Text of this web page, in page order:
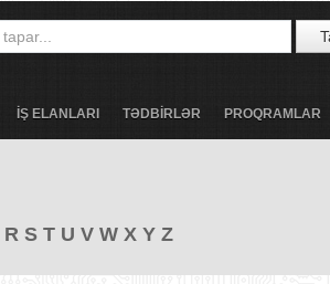
İŞ ELANLARI TƏDBİRLƏR PROQRAMLAR
R S T U V W X Y Z